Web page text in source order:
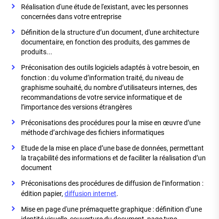
Réalisation d'une étude de l'existant, avec les personnes
concernées dans votre entreprise
Définition de la structure d’un document, d'une architecture
documentaire, en fonction des produits, des gammes de
produits...
Préconisation des outils logiciels adaptés à votre besoin, en
fonction : du volume d’information traité, du niveau de
graphisme souhaité, du nombre d’utilisateurs internes, des
recommandations de votre service informatique et de
l’importance des versions étrangères
Préconisations des procédures pour la mise en œuvre d’une
méthode d’archivage des fichiers informatiques
Etude de la mise en place d’une base de données, permettant
la traçabilité des informations et de faciliter la réalisation d’un
document
Préconisations des procédures de diffusion de l’information :
édition papier, diffusion internet.
Mise en page d'une prémaquette graphique : définition d’une